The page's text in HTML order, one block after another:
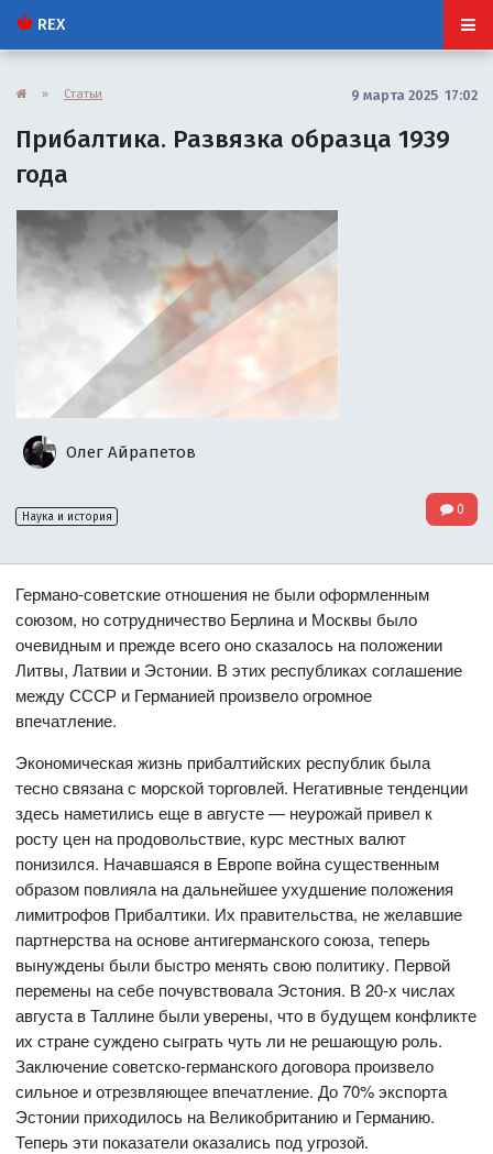
REX
» Статьи 9 марта 2025 17:02
Прибалтика. Развязка образца 1939
года
Олег Айрапетов
Наука и история 0
Германо-советские отношения не были оформленным
союзом, но сотрудничество Берлина и Москвы было
очевидным и прежде всего оно сказалось на положении
Литвы, Латвии и Эстонии. В этих республиках соглашение
между СССР и Германией произвело огромное
впечатление.
Экономическая жизнь прибалтийских республик была
тесно связана с морской торговлей. Негативные тенденции
здесь наметились еще в августе — неурожай привел к
росту цен на продовольствие, курс местных валют
понизился. Начавшаяся в Европе война существенным
образом повлияла на дальнейшее ухудшение положения
лимитрофов Прибалтики. Их правительства, не желавшие
партнерства на основе антигерманского союза, теперь
вынуждены были быстро менять свою политику. Первой
перемены на себе почувствовала Эстония. В 20-х числах
августа в Таллине были уверены, что в будущем конфликте
их стране суждено сыграть чуть ли не решающую роль.
Заключение советско-германского договора произвело
сильное и отрезвляющее впечатление. До 70% экспорта
Эстонии приходилось на Великобританию и Германию.
Теперь эти показатели оказались под угрозой.